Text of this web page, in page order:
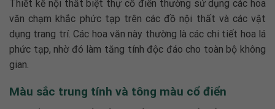
Thiết kế nội thất biệt thự cổ điển thường sử dụng các hoa
văn chạm khắc phức tạp trên các đồ nội thất và các vật
dụng trang trí. Các hoa văn này thường là các chi tiết hoa lá
phức tạp, nhờ đó làm tăng tính độc đáo cho toàn bộ không
gian.
Màu sắc trung tính và tông màu cổ điển